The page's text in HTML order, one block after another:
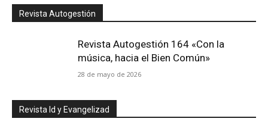
Revista Autogestión
Revista Autogestión 164 «Con la
música, hacia el Bien Común»
28 de mayo de 2026
Revista Id y Evangelizad